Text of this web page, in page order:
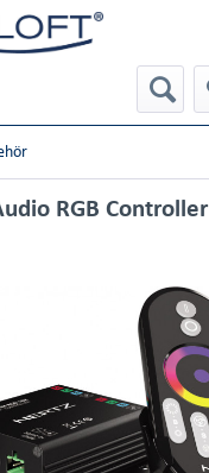
RGB Controller